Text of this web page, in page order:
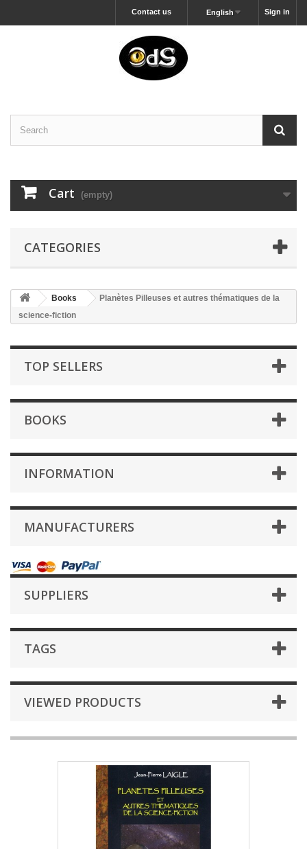
Sign in
English
Contact us
Cart (empty)
CATEGORIES
Books
Planètes Pilleuses et autres thématiques de la
science-fiction
TOP SELLERS
BOOKS
INFORMATION
MANUFACTURERS
SUPPLIERS
TAGS
VIEWED PRODUCTS